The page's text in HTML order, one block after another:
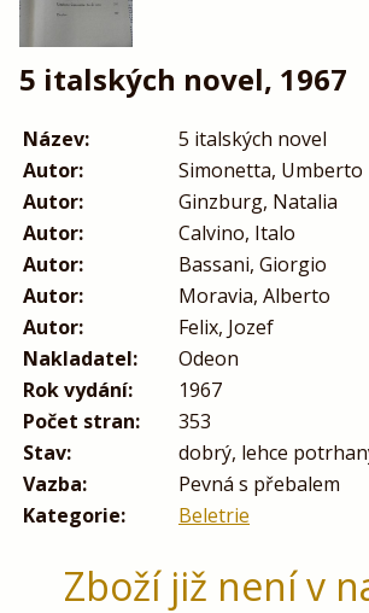
5 italských novel, 1967
Název:
5 italských novel
Autor:
Simonetta, Umberto
Autor:
Ginzburg, Natalia
Autor:
Calvino, Italo
Autor:
Bassani, Giorgio
Autor:
Moravia, Alberto
Autor:
Felix, Jozef
Nakladatel:
Odeon
Rok vydání:
1967
Počet stran:
353
Stav:
dobrý, lehce
Vazba:
Pevná s přebalem
Kategorie:
Beletrie
Zboží již není v